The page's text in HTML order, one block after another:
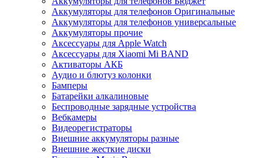
Аккумуляторы для телефонов Оригинальные
Аккумуляторы для телефонов универсальные
Аккумуляторы прочие
Аксессуары для Apple Watch
Аксессуары для Xiaomi Mi BAND
Активаторы АКБ
Аудио и блютуз колонки
Бамперы
Батарейки алкалиновые
Беспроводные зарядные устройства
Вебкамеры
Видеорегистраторы
Внешние аккумуляторы разные
Внешние жесткие диски